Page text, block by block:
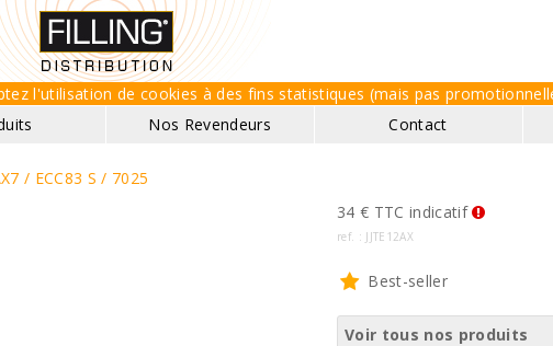
l'utilisation de cookies à des fins statistiques (mais pas
Nos Revendeurs Contact
/ ECC83 S / 7025
34 € TTC indicatif
ref. : JJTE12AX
Best-seller
Voir tous nos produits